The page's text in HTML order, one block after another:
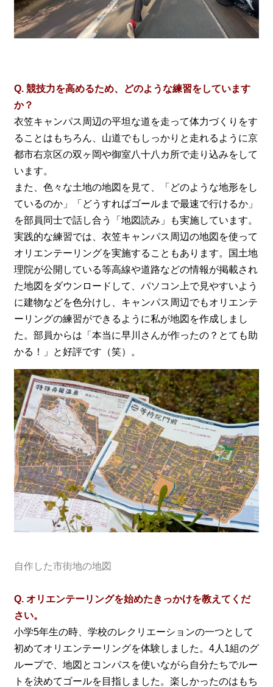
Q. 競技力を高めるため、どのような練習をしています
か？
衣笠キャンパス周辺の平坦な道を走って体力づくりをす
ることはもちろん、山道でもしっかりと走れるように京
都市右京区の双ヶ岡や御室八十八カ所で走り込みをして
います。
また、色々な土地の地図を見て、「どのような地形をし
ているのか」「どうすればゴールまで最速で行けるか」
を部員同士で話し合う「地図読み」も実施しています。
実践的な練習では、衣笠キャンパス周辺の地図を使って
オリエンテーリングを実施することもあります。国土地
理院が公開している等高線や道路などの情報が掲載され
た地図をダウンロードして、パソコン上で見やすいよう
に建物などを色分けし、キャンパス周辺でもオリエンテ
ーリングの練習ができるように私が地図を作成しまし
た。部員からは「本当に早川さんが作ったの？とても助
かる！」と好評です（笑）。
自作した市街地の地図
Q. オリエンテーリングを始めたきっかけを教えてくだ
さい。
小学5年生の時、学校のレクリエーションの一つとして
初めてオリエンテーリングを体験しました。4人1組のグ
ループで、地図とコンパスを使いながら自分たちでルー
トを決めてゴールを目指しました。楽しかったのはもち